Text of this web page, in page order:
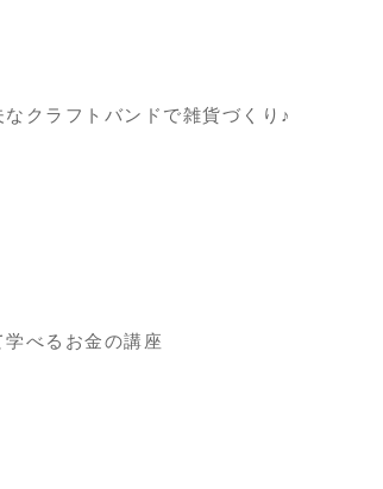
クラフトバンドで雑貨づくり♪
べるお金の講座